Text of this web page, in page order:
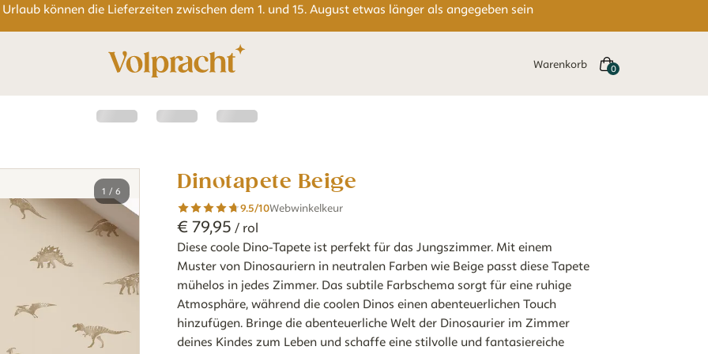
können die Lieferzeiten zwischen dem 1. und 15. August etwas länger als angegeben sein
Warenkorb
1 / 6 Dinotapete Beige
9.5/10Webwinkelkeur
€ 79,95 / rol
Diese coole Dino-Tapete ist perfekt für das Jungszimmer. Mit einem
Muster von Dinosauriern in neutralen Farben wie Beige passt diese Tapete
mühelos in jedes Zimmer. Das subtile Farbschema sorgt für eine ruhige
Atmosphäre, während die coolen Dinos einen abenteuerlichen Touch
hinzufügen. Bringe die abenteuerliche Welt der Dinosaurier im Zimmer
deines Kindes zum Leben und schaffe eine stilvolle und fantasiereiche